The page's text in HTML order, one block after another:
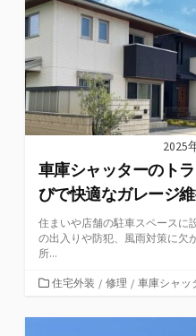
2025
車庫シャッターのト
びで快適なガレージ
住まいや店舗の駐車スペースに
の出入りや防犯、風雨対策に欠
所...
カ
ゴ
住宅外装 / 修理 / 車庫シャッ